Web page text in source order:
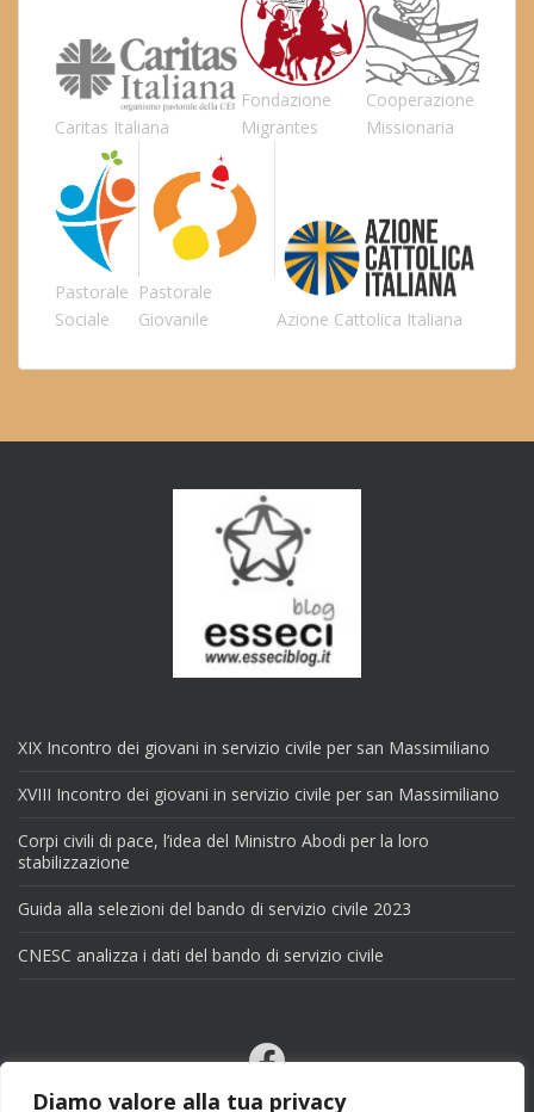
Diamo valore alla tua privacy
Caritas Italiana
Fondazione
Migrantes
Cooperazione
Missionaria
Pastorale
Sociale
Pastorale
Giovanile
Azione Cattolica Italiana
XIX Incontro dei giovani in servizio civile per san Massimiliano
XVIII Incontro dei giovani in servizio civile per san Massimiliano
Corpi civili di pace, l’idea del Ministro Abodi per la loro
stabilizzazione
Guida alla selezioni del bando di servizio civile 2023
CNESC analizza i dati del bando di servizio civile
Facebook